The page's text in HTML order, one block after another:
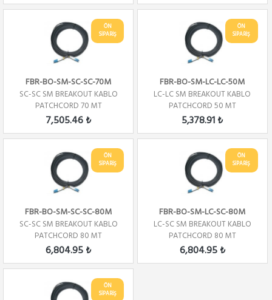
ÖN
SİPARİŞ
FBR-BO-SM-SC-SC-70M
SC-SC SM BREAKOUT KABLO
PATCHCORD 70 MT
7,505.46 ₺
ÖN
SİPARİŞ
FBR-BO-SM-LC-LC-50M
LC-LC SM BREAKOUT KABLO
PATCHCORD 50 MT
5,378.91 ₺
ÖN
SİPARİŞ
FBR-BO-SM-SC-SC-80M
SC-SC SM BREAKOUT KABLO
PATCHCORD 80 MT
6,804.95 ₺
ÖN
SİPARİŞ
FBR-BO-SM-LC-SC-80M
LC-SC SM BREAKOUT KABLO
PATCHCORD 80 MT
6,804.95 ₺
ÖN
SİPARİŞ